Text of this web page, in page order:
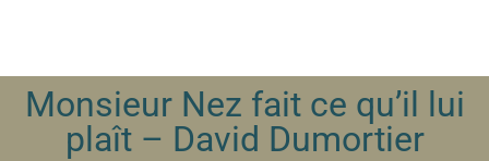
Monsieur Nez fait ce qu’il lui
plaît – David Dumortier